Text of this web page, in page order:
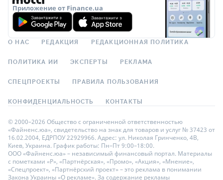
Приложение от Finance.ua
О НАС РЕДАКЦИЯ РЕДАКЦИОННАЯ ПОЛИТИКА
ПОЛИТИКА ИИ ЭКСПЕРТЫ РЕКЛАМА
СПЕЦПРОЕКТЫ ПРАВИЛА ПОЛЬЗОВАНИЯ
КОНФИДЕНЦИАЛЬНОСТЬ КОНТАКТЫ
© 2000–2026 Общество с ограниченной ответственностью
«Файненс.юа», свидетельство на знак для товаров и услуг № 37423 от
16.02.2004, ЕДРПОУ 22929966. Адрес: ул. Николая Гринченко, 4В,
Киев, Украина. График работы: Пн–Пт 9:00–18:00.
ООО «Файненс.юа» – независимый финансовый портал. Материалы
с пометками «Р», «Партнёрская», «Промо», «Акция», «Мнение»,
«Спецпроект», «Партнёрский проект» – это реклама в понимании
Закона Украины «О рекламе». За содержание рекламы